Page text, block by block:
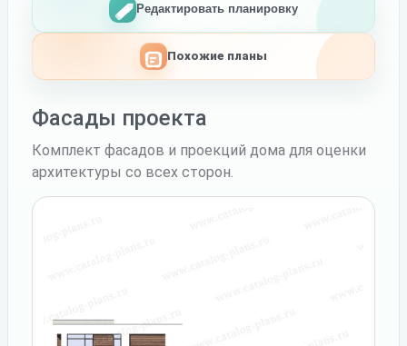
Редактировать планировку
Похожие планы
Фасады проекта
Комплект фасадов и проекций дома для оценки
архитектуры со всех сторон.